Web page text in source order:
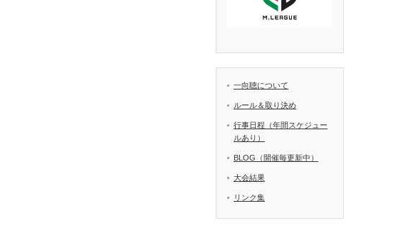
一向聴について
ルール＆取り決め
行事日程（年間スケジュー
ルあり）
BLOG（開催毎更新中）
大会結果
リンク集